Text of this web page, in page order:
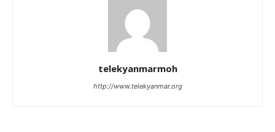
telekyanmarmoh
http://www.telekyanmar.org